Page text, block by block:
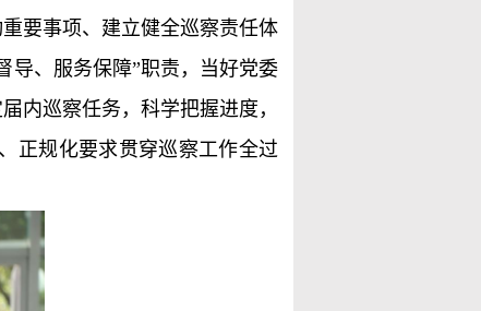
要事项、建立健全巡察责任体
导、服务保障”职责，当好党委
内巡察任务，科学把握进度，
正规化要求贯穿巡察工作全过